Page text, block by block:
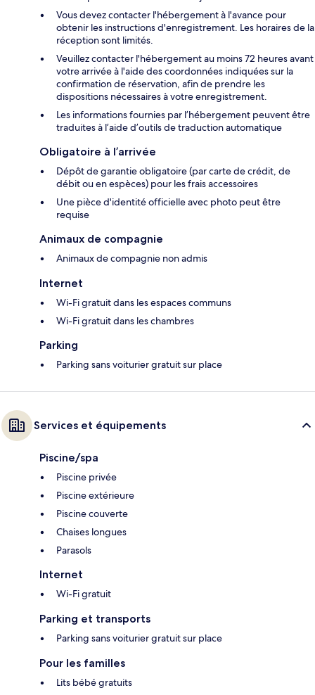
Vous devez contacter l'hébergement à l'avance pour
obtenir les instructions d'enregistrement. Les horaires de la
réception sont limités.
Veuillez contacter l'hébergement au moins 72 heures avant
votre arrivée à l'aide des coordonnées indiquées sur la
confirmation de réservation, afin de prendre les
dispositions nécessaires à votre enregistrement.
Les informations fournies par l’hébergement peuvent être
traduites à l’aide d’outils de traduction automatique
Obligatoire à l’arrivée
Dépôt de garantie obligatoire (par carte de crédit, de
débit ou en espèces) pour les frais accessoires
Une pièce d'identité officielle avec photo peut être
requise
Animaux de compagnie
Animaux de compagnie non admis
Internet
Wi-Fi gratuit dans les espaces communs
Wi-Fi gratuit dans les chambres
Parking
Parking sans voiturier gratuit sur place
Services et équipements
Piscine/spa
Piscine privée
Piscine extérieure
Piscine couverte
Chaises longues
Parasols
Internet
Wi-Fi gratuit
Parking et transports
Parking sans voiturier gratuit sur place
Pour les familles
Lits bébé gratuits